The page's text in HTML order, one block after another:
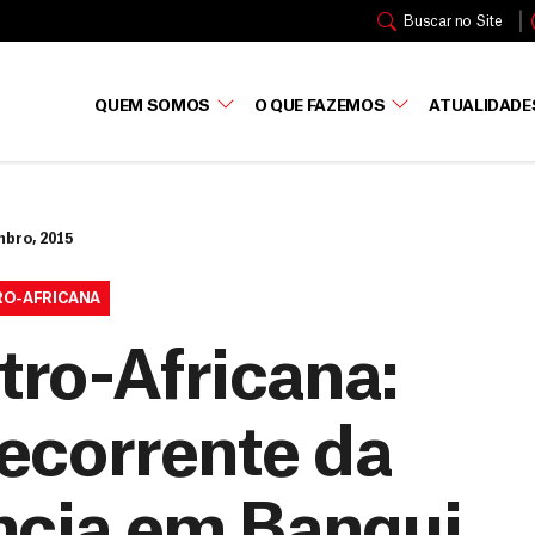
Buscar no Site
QUEM SOMOS O QUE FAZEMOS
2015
AFRICANA
Africana:
da